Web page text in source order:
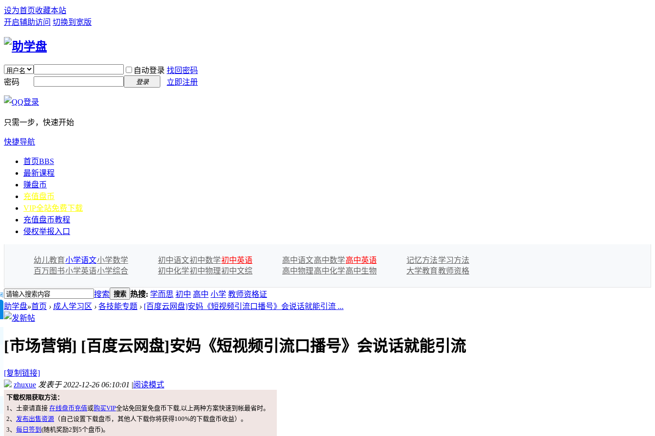
设为首页收藏本站
开启辅助访问 切换到宽版
自动登录 找回密码
密码
登录 立即注册
只需一步，快速开始
快捷导航
首页BBS
最新课程
赚盘币
充值盘币
VIP全站免费下载
充值盘币教程
侵权举报入口
幼儿教育小学语文小学数学
百万图书小学英语小学综合
初中语文初中数学初中英语
初中化学初中物理初中文综
高中语文高中数学高中英语
高中物理高中化学高中生物
记忆方法学习方法
大学教育教师资格
搜索 搜索 热搜: 学而思 初中 高中 小学 教师资格证
助学盘»首页 › 成人学习区 › 各技能专题 › [百度云网盘]安妈《短视频引流口播号》会说话就能引流 ...
[市场营销] [百度云网盘]安妈《短视频引流口播号》会说话就能引流
[复制链接]
zhuxue 发表于 2022-12-26 06:10:01 |阅读模式
下载权限获取方法：
1、土豪请直接 在线盘币充值或购买VIP全站免回复免盘币下载,以上两种方案快速到帐最省时。
2、 发布出售资源 （自己设置下载盘币，其他人下载你将获得100%的下载盘币收益）。
3、 每日签到 (随机奖励2到5个盘币)。